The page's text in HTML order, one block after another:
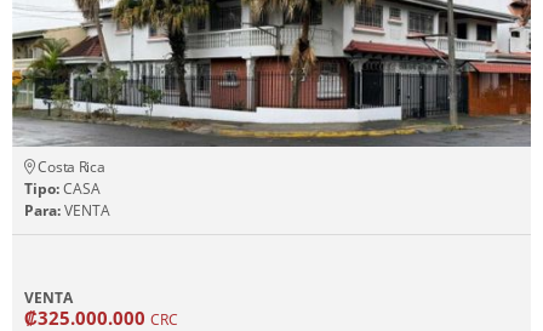
Costa Rica
Tipo:CASA
Para:VENTA
VENTA
₡325.000.000 CRC